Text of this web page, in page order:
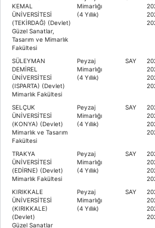
KEMAL
ÜNİVERSİTESİ
(TEKİRDAĞ) (Devlet)
Güzel Sanatlar,
Tasarım ve Mimarlık
Fakültesi
Mimarlığı
(4 Yıllık)
SÜLEYMAN
DEMİREL
ÜNİVERSİTESİ
(ISPARTA) (Devlet)
Mimarlık Fakültesi
Peyzaj
Mimarlığı
(4 Yıllık)
SAY
SELÇUK
ÜNİVERSİTESİ
(KONYA) (Devlet)
Mimarlık ve Tasarım
Fakültesi
Peyzaj
Mimarlığı
(4 Yıllık)
SAY
TRAKYA
ÜNİVERSİTESİ
(EDİRNE) (Devlet)
Mimarlık Fakültesi
Peyzaj
Mimarlığı
(4 Yıllık)
SAY
KIRIKKALE
ÜNİVERSİTESİ
(KIRIKKALE)
(Devlet)
Güzel Sanatlar
Peyzaj
Mimarlığı
(4 Yıllık)
SAY